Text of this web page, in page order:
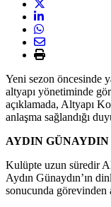
Yeni sezon öncesinde
altyapı yönetiminde
açıklamada, Altyapı
anlaşma sağlandığı
AYDIN
Kulüpte uzun süredir
Aydın Günaydın’ın
sonucunda görevinden